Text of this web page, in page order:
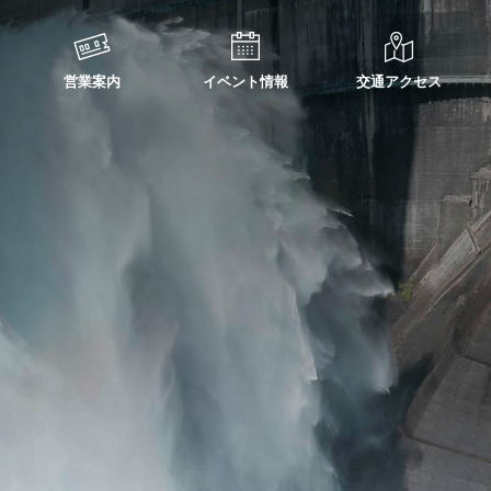
営業案内 イベント情報 交通アクセス